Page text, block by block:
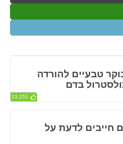
טבעיים להורדה
בדם
13,251
חייבים לדעת על